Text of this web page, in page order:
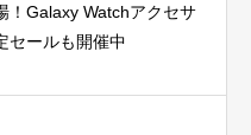
！Galaxy Watchアクセサ
セールも開催中